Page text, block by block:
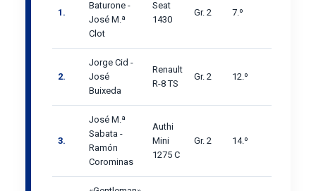
1.
Baturone -
José M.ª
Clot
Seat
1430
Gr. 2 7.º
2.
Jorge Cid -
José
Buixeda
Renault
R-8 TS
Gr. 2 12.º
3.
José M.ª
Sabata -
Ramón
Corominas
Authi
Mini
1275 C
Gr. 2 14.º